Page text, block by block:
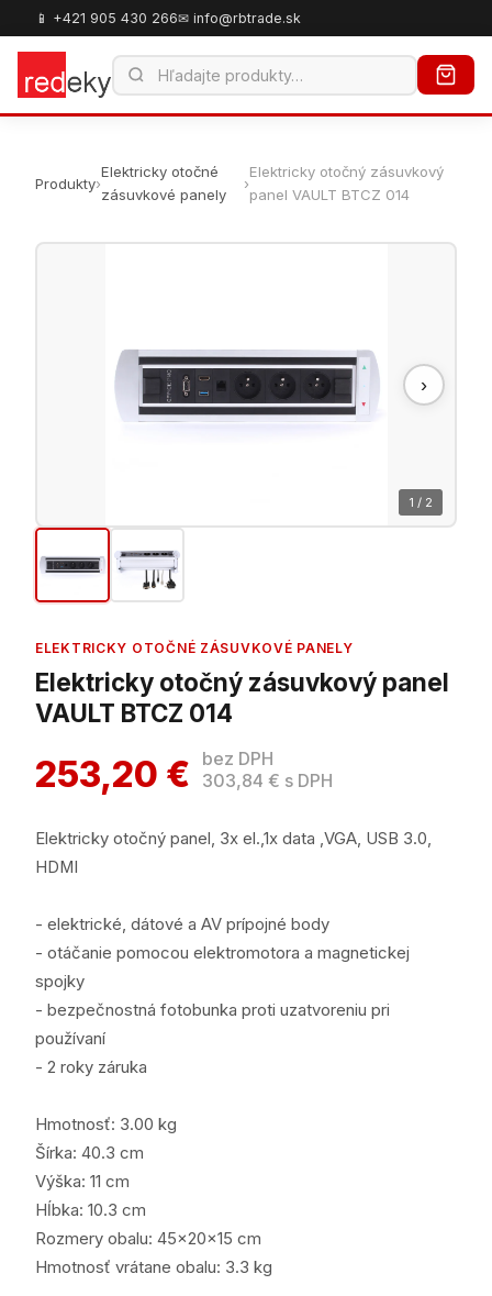
📱 +421 905 430 266✉ info@rbtrade.sk
Produkty›
Elektricky otočné
zásuvkové panely
›
Elektricky otočný zásuvkový
panel VAULT BTCZ 014
›
1 / 2
ELEKTRICKY OTOČNÉ ZÁSUVKOVÉ PANELY
Elektricky otočný zásuvkový panel
VAULT BTCZ 014
253,20 €
bez DPH
303,84 € s DPH
Elektricky otočný panel, 3x el.,1x data ,VGA, USB 3.0,
HDMI
- elektrické, dátové a AV prípojné body
- otáčanie pomocou elektromotora a magnetickej
spojky
- bezpečnostná fotobunka proti uzatvoreniu pri
používaní
- 2 roky záruka
Hmotnosť: 3.00 kg
Šírka: 40.3 cm
Výška: 11 cm
Hĺbka: 10.3 cm
Rozmery obalu: 45x20x15 cm
Hmotnosť vrátane obalu: 3.3 kg